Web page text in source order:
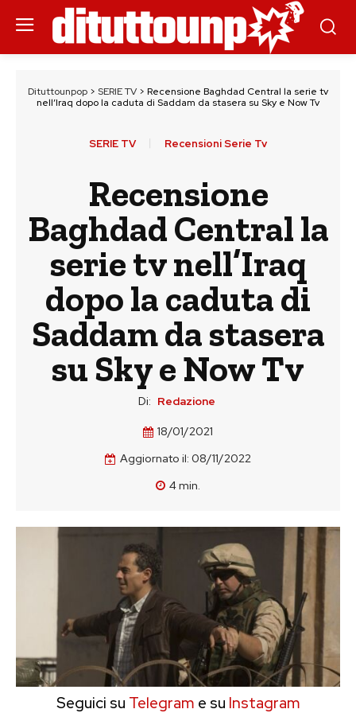
Dituttounpop > SERIE TV > Recensione Baghdad Central la serie tv
nell’Iraq dopo la caduta di Saddam da stasera su Sky e Now Tv
SERIE TV Recensioni Serie Tv
Recensione
Baghdad Central la
serie tv nell’Iraq
dopo la caduta di
Saddam da stasera
su Sky e Now Tv
Di: Redazione
18/01/2021
Aggiornato il: 08/11/2022
4min.
Seguici su Telegram e su Instagram